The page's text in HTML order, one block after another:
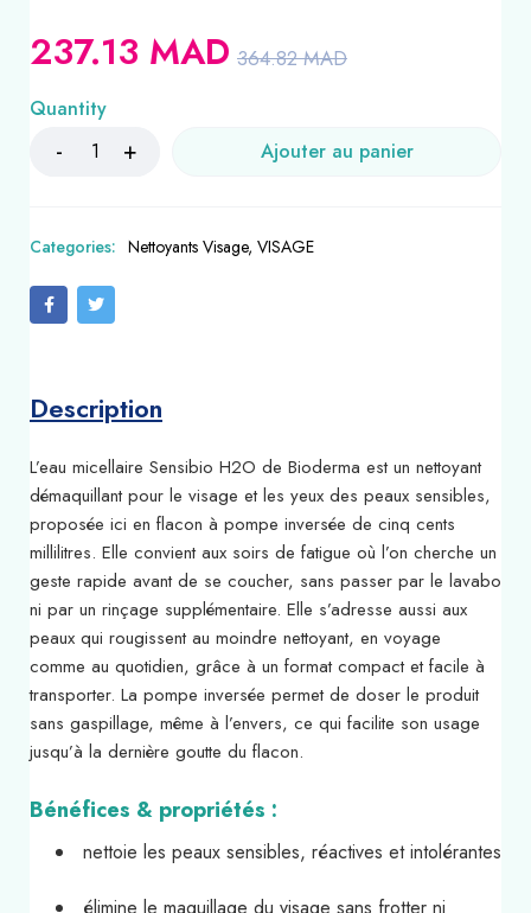
364.82MAD
237.13 MAD
Quantity
Ajouter au panier
Categories: Nettoyants Visage, VISAGE
Description
L’eau micellaire Sensibio H2O de Bioderma est un nettoyant
démaquillant pour le visage et les yeux des peaux sensibles,
proposée ici en flacon à pompe inversée de cinq cents
millilitres. Elle convient aux soirs de fatigue où l’on cherche un
geste rapide avant de se coucher, sans passer par le lavabo
ni par un rinçage supplémentaire. Elle s’adresse aussi aux
peaux qui rougissent au moindre nettoyant, en voyage
comme au quotidien, grâce à un format compact et facile à
transporter. La pompe inversée permet de doser le produit
sans gaspillage, même à l’envers, ce qui facilite son usage
jusqu’à la dernière goutte du flacon.
Bénéfices & propriétés :
nettoie les peaux sensibles, réactives et intolérantes